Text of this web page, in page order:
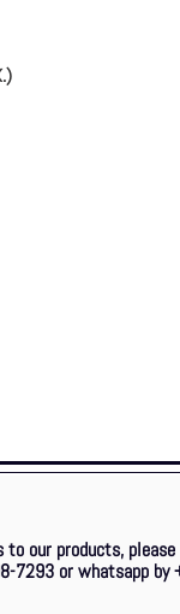
to our products,
7293 or whatsapp by